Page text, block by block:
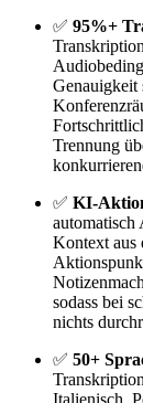
✅ 95%+
Genauigkeit
Trennung
✅ KI-
automatisch
Kontext aus
sodass bei
nichts
✅ 50+